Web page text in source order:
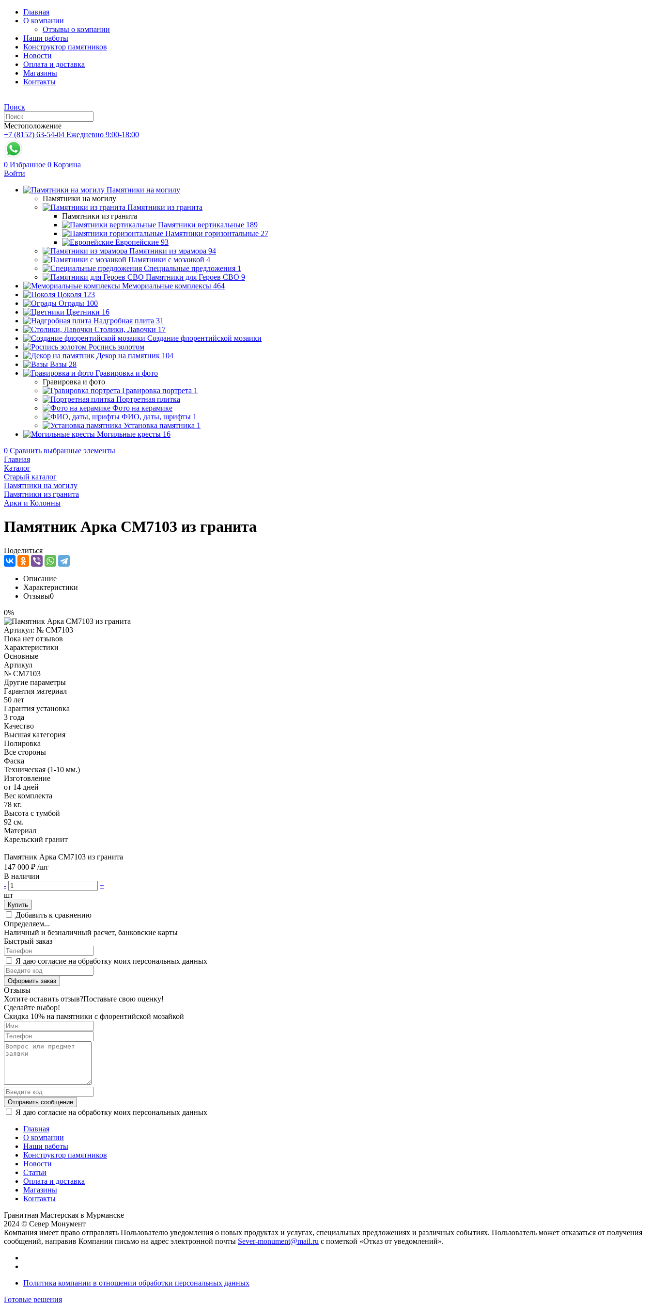
Главная
О компании
Отзывы о компании
Наши работы
Конструктор памятников
Новости
Оплата и доставка
Магазины
Контакты
Поиск
Местоположение
+7 (8152) 63-54-04 Ежедневно 9:00-18:00
0 Избранное 0 Корзина
Войти
Памятники на могилу
Памятники на могилу
Памятники из гранита
Памятники из гранита
Памятники вертикальные 189
Памятники горизонтальные 27
Европейские 93
Памятники из мрамора 94
Памятники с мозаикой 4
Специальные предложения 1
Памятники для Героев СВО 9
Мемориальные комплексы 464
Цоколя 123
Ограды 100
Цветники 16
Надгробная плита 31
Столики, Лавочки 17
Создание флорентийской мозаики
Роспись золотом
Декор на памятник 104
Вазы 28
Гравировка и фото
Гравировка и фото
Гравировка портрета 1
Портретная плитка
Фото на керамике
ФИО, даты, шрифты 1
Установка памятника 1
Могильные кресты 16
0 Сравнить выбранные элементы
Главная
Каталог
Старый каталог
Памятники на могилу
Памятники из гранита
Арки и Колонны
Памятник Арка CM7103 из гранита
Поделиться
Описание
Характеристики
Отзывы0
0%
Артикул: № CM7103
Пока нет отзывов
Характеристики
Основные
Артикул
№ CM7103
Другие параметры
Гарантия материал
50 лет
Гарантия установка
3 года
Качество
Высшая категория
Полировка
Все стороны
Фаска
Техническая (1-10 мм.)
Изготовление
от 14 дней
Вес комплекта
78 кг.
Высота с тумбой
92 см.
Материал
Карельский гранит
Памятник Арка CM7103 из гранита
147 000 ₽ /шт
В наличии
-
+
шт
Купить
Добавить к сравнению
Определяем...
Наличный и безналичный расчет, банковские карты
Быстрый заказ
Я даю согласие на обработку моих персональных данных
Оформить заказ
Отзывы
Хотите оставить отзыв?Поставьте свою оценку!
Сделайте выбор!
Скидка 10% на памятники с флорентийской мозайкой
Отправить сообщение
Я даю согласие на обработку моих персональных данных
Главная
О компании
Наши работы
Конструктор памятников
Новости
Статьи
Оплата и доставка
Магазины
Контакты
Гранитная Мастерская в Мурманске
2024 © Север Монумент
Компания имеет право отправлять Пользователю уведомления о новых продуктах и услугах, специальных предложениях и различных событиях. Пользователь может отказаться от получения
сообщений, направив Компании письмо на адрес электронной почты Sever-monument@mail.ru с пометкой «Отказ от уведомлений».
Политика компании в отношении обработки персональных данных
Готовые решения